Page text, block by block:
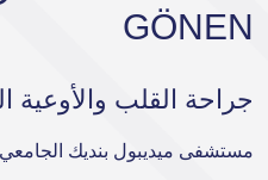
GÖNEN
جراحة القلب والأوعية
مستشفى ميديبول بنديك الجامعي